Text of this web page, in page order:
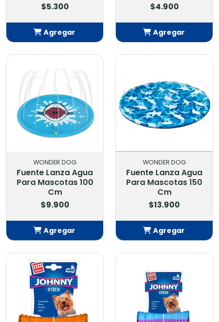
$5.300
Agregar
$4.900
Agregar
WONDER DOG
Fuente Lanza Agua
Para Mascotas 100
Cm
$9.900
Agregar
Añadido
WONDER DOG
Fuente Lanza Agua
Para Mascotas 150
Cm
$13.900
Agregar
Añadido